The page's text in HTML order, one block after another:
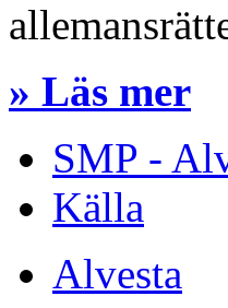
» Läs mer
SMP -
Källa
Alvesta